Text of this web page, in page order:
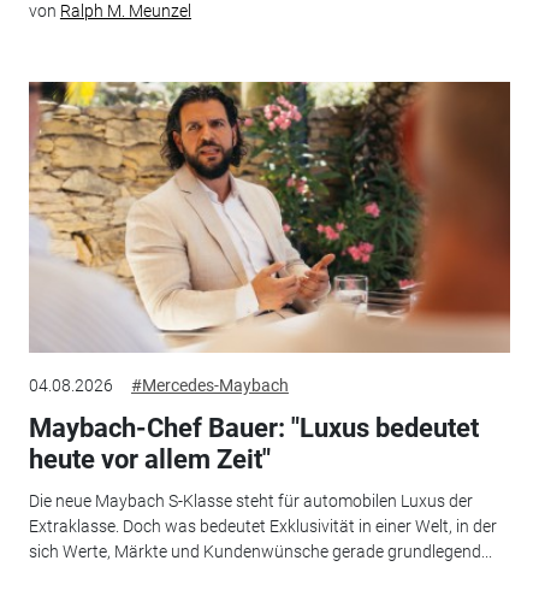
von Ralph M. Meunzel
04.08.2026 #Mercedes-Maybach
Maybach-Chef Bauer: "Luxus bedeutet
heute vor allem Zeit"
Die neue Maybach S-Klasse steht für automobilen Luxus der
Extraklasse. Doch was bedeutet Exklusivität in einer Welt, in der
sich Werte, Märkte und Kundenwünsche gerade grundlegend...